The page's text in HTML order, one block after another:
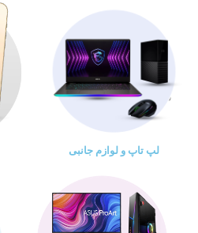
لپ تاپ و لوازم جانبی